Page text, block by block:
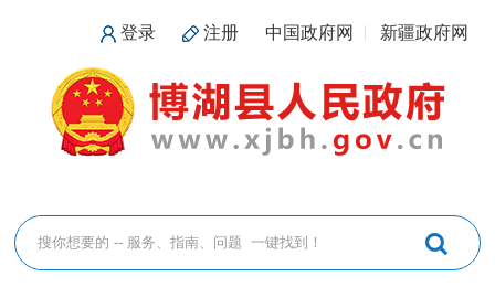
登录 注册 中国政府网 新疆政府网